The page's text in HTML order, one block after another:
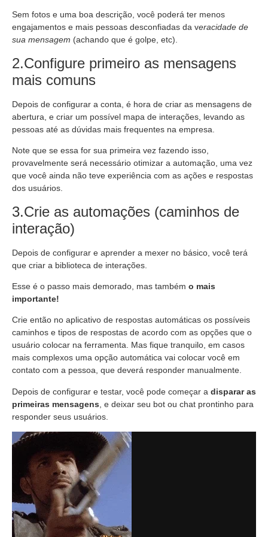
Sem fotos e uma boa descrição, você poderá ter menos
engajamentos e mais pessoas desconfiadas da veracidade de
sua mensagem (achando que é golpe, etc).
2.Configure primeiro as mensagens
mais comuns
Depois de configurar a conta, é hora de criar as mensagens de
abertura, e criar um possível mapa de interações, levando as
pessoas até as dúvidas mais frequentes na empresa.
Note que se essa for sua primeira vez fazendo isso,
provavelmente será necessário otimizar a automação, uma vez
que você ainda não teve experiência com as ações e respostas
dos usuários.
3.Crie as automações (caminhos de
interação)
Depois de configurar e aprender a mexer no básico, você terá
que criar a biblioteca de interações.
Esse é o passo mais demorado, mas também o mais
importante!
Crie então no aplicativo de respostas automáticas os possíveis
caminhos e tipos de respostas de acordo com as opções que o
usuário colocar na ferramenta. Mas fique tranquilo, em casos
mais complexos uma opção automática vai colocar você em
contato com a pessoa, que deverá responder manualmente.
Depois de configurar e testar, você pode começar a disparar as
primeiras mensagens , e deixar seu bot ou chat prontinho para
responder seus usuários.